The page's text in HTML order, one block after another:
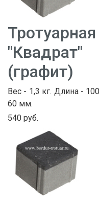
(графит)
Вес - 1,3 кг. Длина -
60 мм.
540 руб.